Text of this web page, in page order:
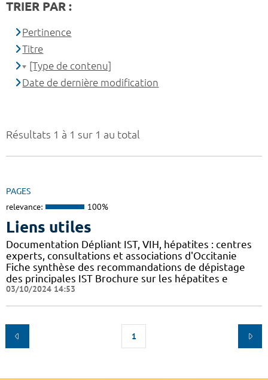
Résultats 1 à 1 sur 1 au total
PAGES
relevance: 100%
Liens utiles
Documentation Dépliant IST, VIH, hépatites : centres
experts, consultations et associations d'Occitanie
Fiche synthèse des recommandations de dépistage
des principales IST Brochure sur les hépatites e
03/10/2024 14:53
1
TRIER PAR :
Pertinence
Titre
[Type de contenu]
Date de dernière modification